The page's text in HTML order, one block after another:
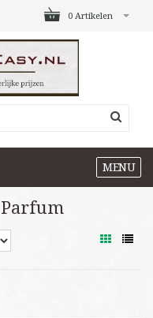
0 Artikelen
MENU